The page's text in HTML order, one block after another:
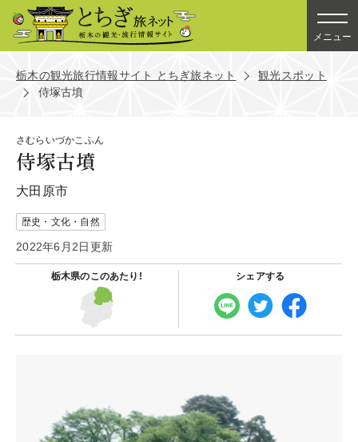
メニュー
栃木の観光旅行情報サイト とちぎ旅ネット
観光スポット
侍塚古墳
さむらいづかこふん
侍塚古墳
大田原市
歴史・文化・自然
2022年6月2日更新
栃木県のこのあたり! シェアする